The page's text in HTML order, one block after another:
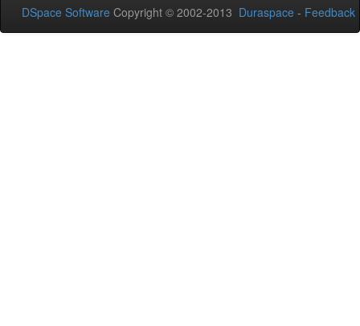
DSpace Software Copyright © 2002-2013 Duraspace - Feedback